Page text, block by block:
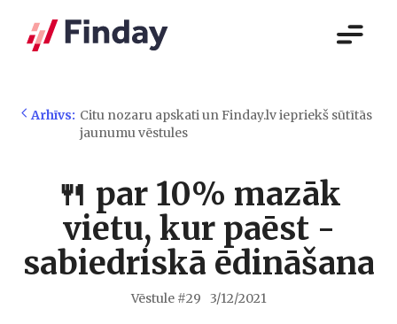
Arhīvs: Citu nozaru apskati un Finday.lv iepriekš sūtītās
jaunumu vēstules
🍴 par 10% mazāk
vietu, kur paēst -
sabiedriskā ēdināšana
Vēstule #29 3/12/2021